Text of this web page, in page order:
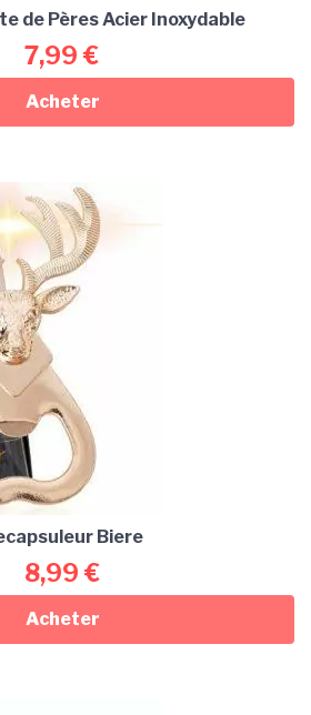
de Pères Acier Inoxydable
7,99 €
Acheter
Biere
8,99 €
Acheter